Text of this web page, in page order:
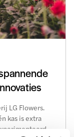
LG Flowers.
kas is extra